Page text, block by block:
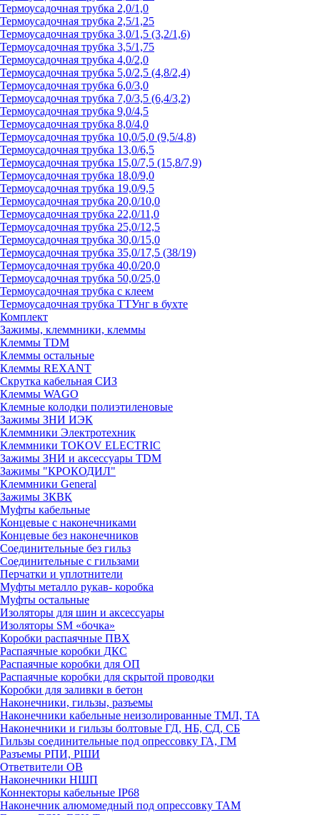
Термоусадочная трубка 2,0/1,0
Термоусадочная трубка 2,5/1,25
Термоусадочная трубка 3,0/1,5 (3,2/1,6)
Термоусадочная трубка 3,5/1,75
Термоусадочная трубка 4,0/2,0
Термоусадочная трубка 5,0/2,5 (4,8/2,4)
Термоусадочная трубка 6,0/3,0
Термоусадочная трубка 7,0/3,5 (6,4/3,2)
Термоусадочная трубка 9,0/4,5
Термоусадочная трубка 8,0/4,0
Термоусадочная трубка 10,0/5,0 (9,5/4,8)
Термоусадочная трубка 13,0/6,5
Термоусадочная трубка 15,0/7,5 (15,8/7,9)
Термоусадочная трубка 18,0/9,0
Термоусадочная трубка 19,0/9,5
Термоусадочная трубка 20,0/10,0
Термоусадочная трубка 22,0/11,0
Термоусадочная трубка 25,0/12,5
Термоусадочная трубка 30,0/15,0
Термоусадочная трубка 35,0/17,5 (38/19)
Термоусадочная трубка 40,0/20,0
Термоусадочная трубка 50,0/25,0
Термоусадочная трубка с клеем
Термоусадочная трубка ТТУнг в бухте
Комплект
Зажимы, клеммники, клеммы
Клеммы TDM
Клеммы остальные
Клеммы REXANT
Скрутка кабельная СИЗ
Клеммы WAGO
Клемные колодки полиэтиленовые
Зажимы ЗНИ ИЭК
Клеммники Электротехник
Клеммники TOKOV ELECTRIC
Зажимы ЗНИ и аксессуары TDM
Зажимы "КРОКОДИЛ"
Клеммники General
Зажимы 3КВК
Муфты кабельные
Концевые с наконечниками
Концевые без наконечников
Соединительные без гильз
Соединительные с гильзами
Перчатки и уплотнители
Муфты металло рукав- коробка
Муфты остальные
Изоляторы для шин и аксессуары
Изоляторы SM «бочка»
Коробки распаячные ПВХ
Распаячные коробки ДКС
Распаячные коробки для ОП
Распаячные коробки для скрытой проводки
Коробки для заливки в бетон
Наконечники, гильзы, разъемы
Наконечники кабельные неизолированные ТМЛ, ТА
Наконечники и гильзы болтовые ГД, НБ, СД, СБ
Гильзы соединительные под опрессовку ГА, ГМ
Разъемы РПИ, РШИ
Ответвители ОВ
Наконечники НШП
Коннекторы кабельные IP68
Наконечник алюмомедный под опрессовку ТАМ